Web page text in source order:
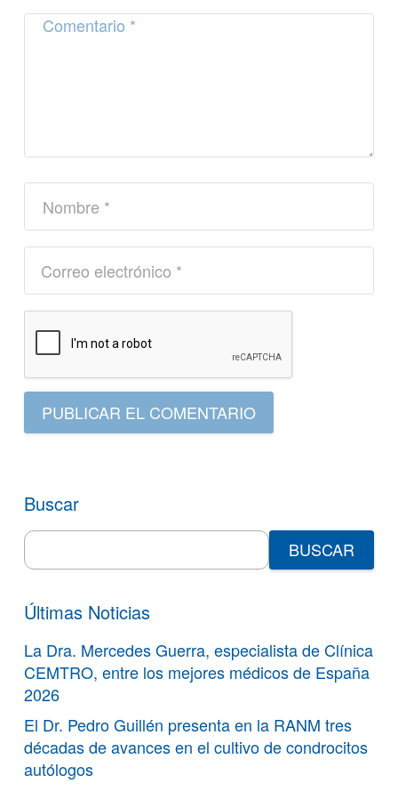
PUBLICAR EL COMENTARIO
Buscar
Search
for:
Últimas Noticias
La Dra. Mercedes Guerra, especialista de Clínica
CEMTRO, entre los mejores médicos de España
2026
El Dr. Pedro Guillén presenta en la RANM tres
décadas de avances en el cultivo de condrocitos
autólogos